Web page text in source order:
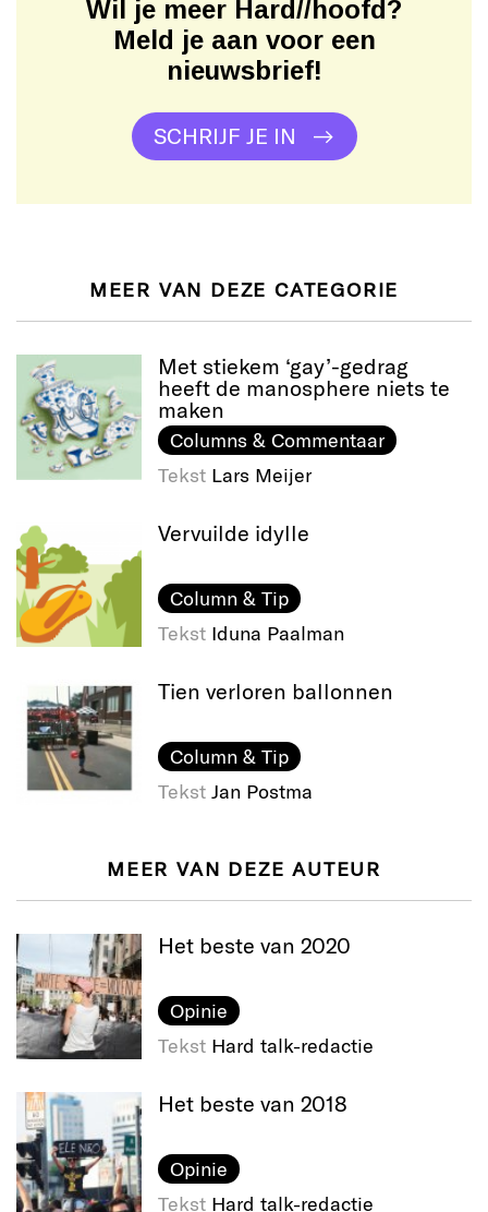
Wil je meer Hard//hoofd?
Meld je aan voor een
nieuwsbrief!
SCHRIJF JE IN
MEER VAN DEZE CATEGORIE
Met stiekem ‘gay’-gedrag
heeft de manosphere niets te
maken
Columns & Commentaar
Tekst Lars Meijer
Vervuilde idylle
Column & Tip
Tekst Iduna Paalman
Tien verloren ballonnen
Column & Tip
Tekst Jan Postma
MEER VAN DEZE AUTEUR
Het beste van 2020
Opinie
Tekst Hard talk-redactie
Het beste van 2018
Opinie
Tekst Hard talk-redactie